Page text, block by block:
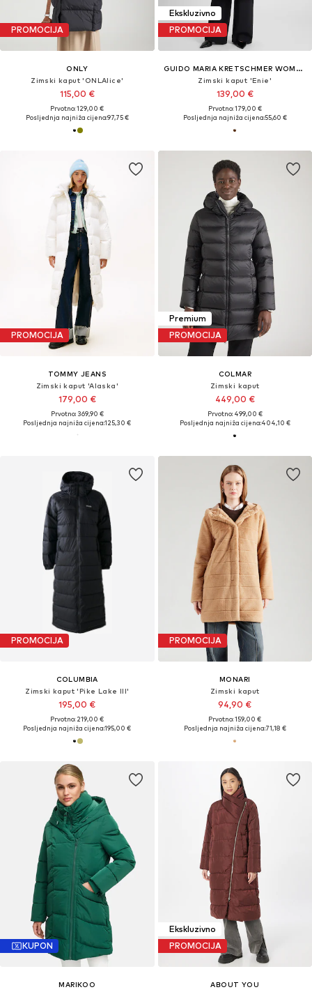
PROMOCIJA
ONLY
Zimski kaput 'ONLAlice'
115,00 €
Prvotno: 129,00 €
Posljednja najniža cijena:97,75 €
Ekskluzivno
PROMOCIJA
GUIDO MARIA KRETSCHMER WOMEN
Zimski kaput 'Enie'
139,00 €
Prvotno: 179,00 €
Posljednja najniža cijena:55,60 €
PROMOCIJA
TOMMY JEANS
Zimski kaput 'Alaska'
179,00 €
Prvotno: 369,90 €
Posljednja najniža cijena:125,30 €
Premium
PROMOCIJA
COLMAR
Zimski kaput
449,00 €
Prvotno: 499,00 €
Posljednja najniža cijena:404,10 €
PROMOCIJA
COLUMBIA
Zimski kaput 'Pike Lake III'
195,00 €
Prvotno: 219,00 €
Posljednja najniža cijena:195,00 €
PROMOCIJA
MONARI
Zimski kaput
94,90 €
Prvotno: 159,00 €
Posljednja najniža cijena:71,18 €
KUPON
MARIKOO
Ekskluzivno
PROMOCIJA
ABOUT YOU